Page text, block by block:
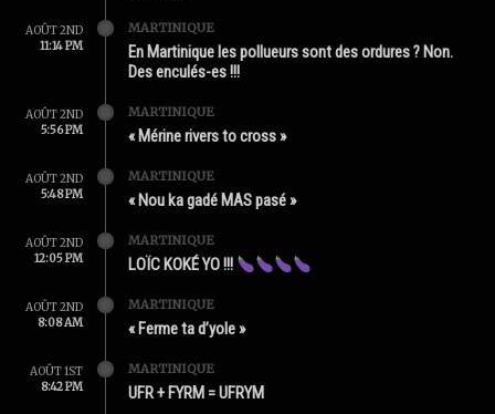
AOÛT 2ND
11:14 PM
MARTINIQUE
En Martinique les pollueurs sont des ordures ? Non.
Des enculés-es !!!
AOÛT 2ND
5:56 PM
MARTINIQUE
« Mérine rivers to cross »
AOÛT 2ND
5:48 PM
MARTINIQUE
« Nou ka gadé MAS pasé »
AOÛT 2ND
12:05 PM
MARTINIQUE
LOÏC KOKÉ YO !!!
AOÛT 2ND
8:08 AM
MARTINIQUE
« Ferme ta d’yole »
AOÛT 1ST
8:42 PM
MARTINIQUE
UFR + FYRM = UFRYM